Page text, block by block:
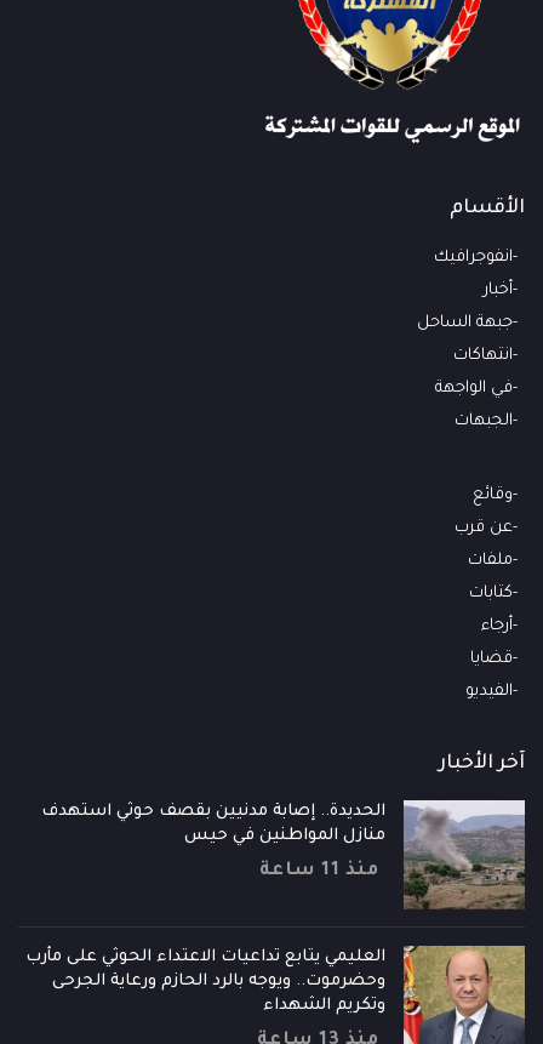
الأقسام
انفوجرافيك
أخبار
جبهة الساحل
انتهاكات
في الواجهة
الجبهات
وقائع
عن قرب
ملفات
كتابات
أرجاء
قضايا
الفيديو
آخر الأخبار
الحديدة.. إصابة مدنيين بقصف حوثي استهدف
منازل المواطنين في حيس
منذ 11 ساعة
العليمي يتابع تداعيات الاعتداء الحوثي على مأرب
وحضرموت.. ويوجه بالرد الحازم ورعاية الجرحى
وتكريم الشهداء